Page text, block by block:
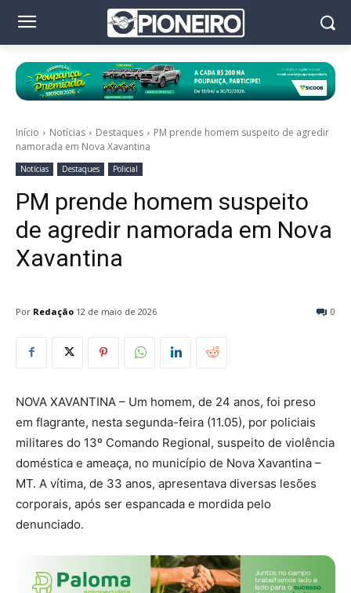
Início Notícias Destaques
PM prende homem suspeito de agredir
namorada em Nova Xavantina
Notícias Destaques Policial
PM prende homem suspeito
de agredir namorada em Nova
Xavantina
Por Redação 0
12 de maio de 2026
NOVA XAVANTINA – Um homem, de 24 anos, foi preso
em flagrante, nesta segunda-feira (11.05), por policiais
militares do 13º Comando Regional, suspeito de violência
doméstica e ameaça, no município de Nova Xavantina –
MT. A vítima, de 33 anos, apresentava diversas lesões
corporais, após ser espancada e mordida pelo
denunciado.